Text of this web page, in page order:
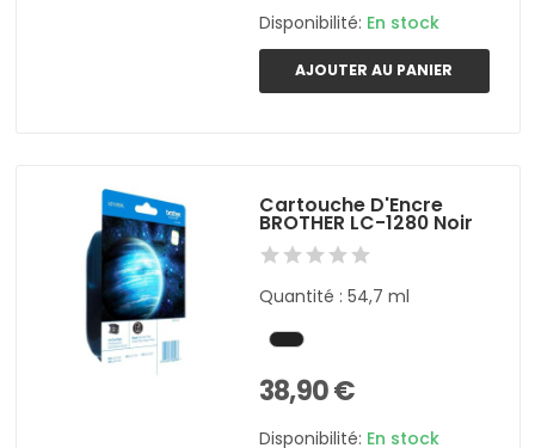
Disponibilité: En stock
AJOUTER AU PANIER
Cartouche D'Encre
BROTHER LC-1280 Noir
Quantité : 54,7 ml
38,90 €
Disponibilité: En stock